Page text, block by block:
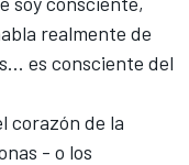
realmente de
es consciente del
corazón de la
- o los